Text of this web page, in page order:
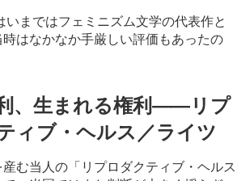
いまではフェミニズム文学の代表作と
はなかなか手厳しい評価もあったの
、生まれる権利――リプ
ィブ・ヘルス／ライツ
む当人の「リプロダクティブ・ヘルス